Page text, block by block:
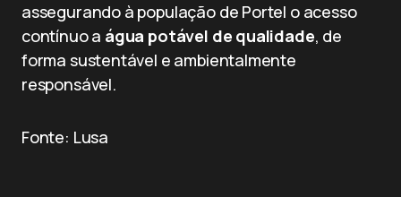
assegurando à população de Portel o acesso
contínuo a água potável de qualidade, de
forma sustentável e ambientalmente
responsável.
Fonte: Lusa